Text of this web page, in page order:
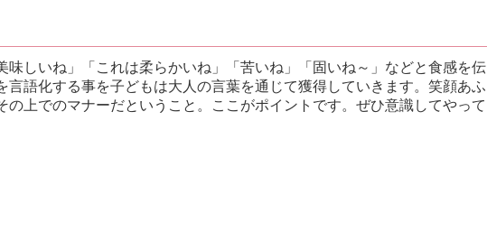
味しいね」「これは柔らかいね」「苦いね」「固いね～」などと食感を伝
言語化する事を子どもは大人の言葉を通じて獲得していきます。笑顔あふ
の上でのマナーだということ。ここがポイントです。ぜひ意識してやって